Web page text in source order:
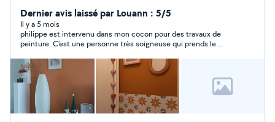
plinthes, montage de meubles en kit) ainsi que des
petits travaux d'entretien d'espaces extérieurs.
Dernier avis laissé par Louann : 5/5
Il y a 5 mois
philippe est intervenu dans mon cocon pour des travaux de
peinture. C’est une personne très soigneuse qui prends le
vivement. Merci Philippe.